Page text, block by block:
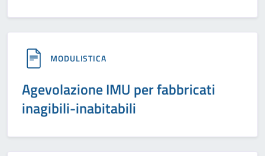
MODULISTICA
Agevolazione IMU per fabbricati
inagibili-inabitabili